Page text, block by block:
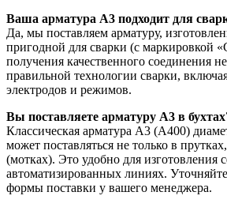
Ваша арматура А3 подходит для
Да, мы поставляем арматуру,
пригодной для сварки (с маркировкой
получения качественного соединения
правильной технологии сварки,
электродов и режимов.
Вы поставляете арматуру А3 в
Классическая арматура А3 (А400)
может поставляться не только в
(мотках). Это удобно для изготовления
автоматизированных линиях.
формы поставки у вашего менеджера.